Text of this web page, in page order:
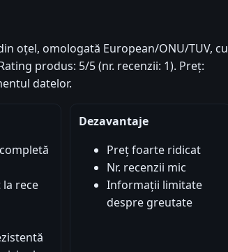
oțel, omologată European/ONU/TUV, cu
produs: 5/5 (nr. recenzii: 1). Preț:
datelor.
rece
Dezavantaje
Preț foarte ridicat
Nr. recenzii mic
Informații limitate
despre greutate